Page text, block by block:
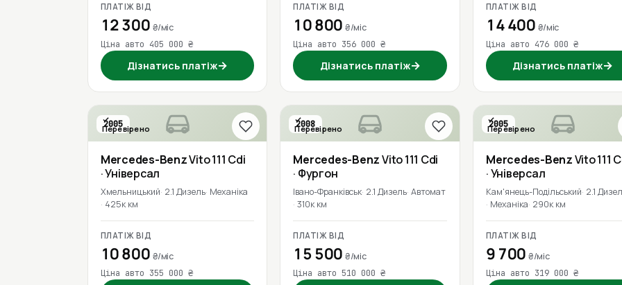
ПЛАТІЖ ВІД
12 300 ₴/міс
Ціна авто 405 000 ₴
Дізнатись платіж→
ПЛАТІЖ ВІД
10 800₴/міс
Ціна авто 356 000 ₴
Дізнатись платіж→
ПЛАТІЖ ВІД
14 400 ₴/міс
Ціна авто 476 000 ₴
Дізнатись платіж→
2005
Перевірено
Mercedes-BenzVito 111 Cdi
· Універсал
Хмельницький 2.1 Дизель Механіка
425к км
ПЛАТІЖ ВІД
10 800 ₴/міс
Ціна авто 355 000 ₴
2008
Перевірено
Mercedes-BenzVito 111 Cdi
· Фургон
Івано-Франківськ 2.1 Дизель Автомат
310к км
ПЛАТІЖ ВІД
15 500₴/міс
Ціна авто 510 000 ₴
2005
Перевірено
Mercedes-BenzVito 111
· Універсал
Кам'янець-Подільський 2.1
Механіка 290к км
ПЛАТІЖ ВІД
9 700₴/міс
Ціна авто 319 000 ₴